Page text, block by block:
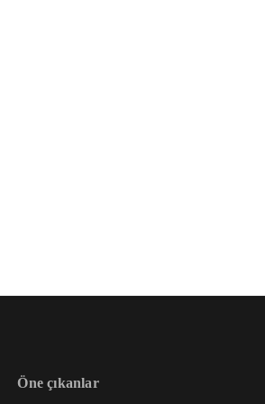
Öne çıkanlar